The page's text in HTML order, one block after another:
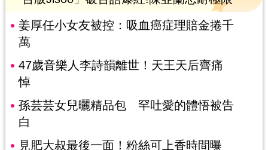
姜厚任小女友被控：吸血癌症理賠金捲千
萬
47歲音樂人李詩韻離世！天王天后齊痛
悼
孫芸芸女兒曬精品包 罕吐愛的體悟被告
白
見肥大叔最後一面！粉絲可上香時間曝